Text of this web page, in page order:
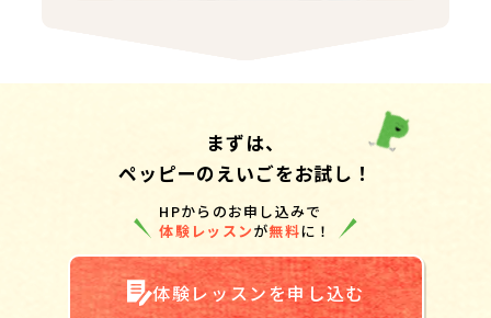
まずは、
ペッピーのえいごをお試し！
HPからのお申し込みで
体験レッスンが無料に！
体験レッスンを申し込む